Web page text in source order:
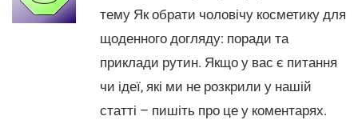
тему Як обрати чоловічу косметику для
щоденного догляду: поради та
приклади рутин. Якщо у вас є питання
чи ідеї, які ми не розкрили у нашій
статті – пишіть про це у коментарях.